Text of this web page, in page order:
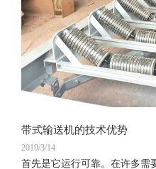
带式输送机的技术优势
2019/3/14
首先是它运行可靠。在许多需